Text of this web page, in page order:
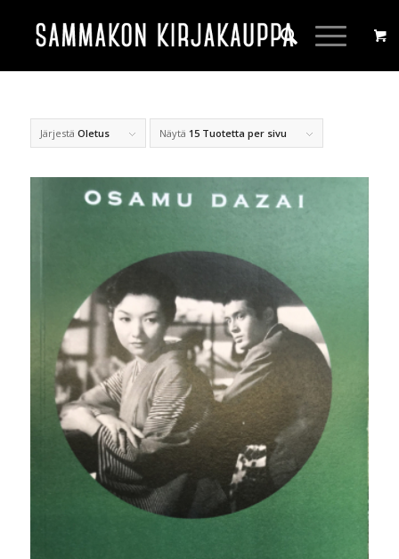
Järjestä Oletus Näytä 15 Tuotetta per sivu